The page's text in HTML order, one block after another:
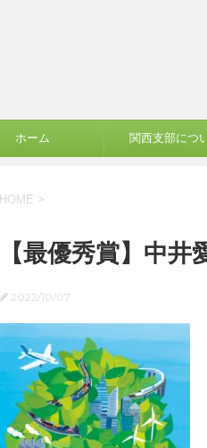
ホーム 関西支部につ
HOME >
【最優秀賞】中井
2022/10/07